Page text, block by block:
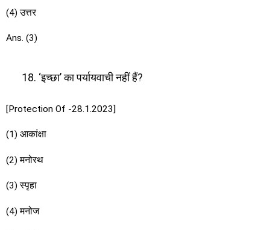
(4) उत्तर
Ans. (3)
‘इच्छा’ का पर्यायवाची नहीं हैं?
[Protection Of -28.1.2023]
(1) आकांक्षा
(2) मनोरथ
(3) स्पृहा
(4) मनोज